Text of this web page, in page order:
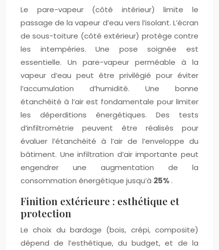
Le pare-vapeur (côté intérieur) limite le
passage de la vapeur d’eau vers l’isolant. L’écran
de sous-toiture (côté extérieur) protège contre
les intempéries. Une pose soignée est
essentielle. Un pare-vapeur perméable à la
vapeur d’eau peut être privilégié pour éviter
l’accumulation d’humidité. Une bonne
étanchéité à l’air est fondamentale pour limiter
les déperditions énergétiques. Des tests
d’infiltrométrie peuvent être réalisés pour
évaluer l’étanchéité à l’air de l’enveloppe du
bâtiment. Une infiltration d’air importante peut
engendrer une augmentation de la
consommation énergétique jusqu’à 25% .
Finition extérieure : esthétique et
protection
Le choix du bardage (bois, crépi, composite)
dépend de l’esthétique, du budget, et de la